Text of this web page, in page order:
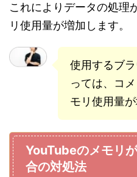
これによりデータの処理
リ使用量が増加します。
使用するブ
っては、コ
モリ使用量
YouTubeのメモリ
合の対処法